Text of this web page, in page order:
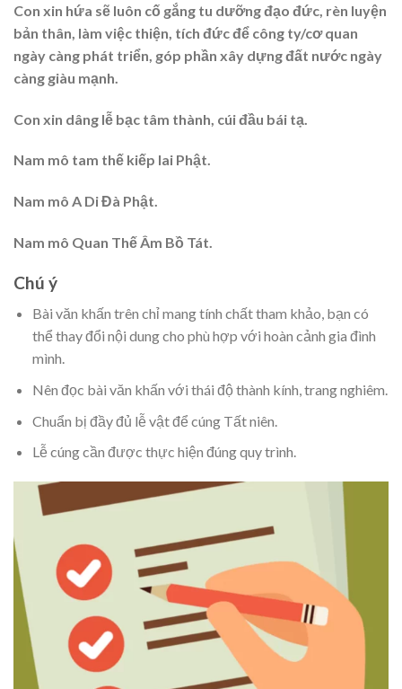
Con xin hứa sẽ luôn cố gắng tu dưỡng đạo đức, rèn luyện
bản thân, làm việc thiện, tích đức để công ty/cơ quan
ngày càng phát triển, góp phần xây dựng đất nước ngày
càng giàu mạnh.
Con xin dâng lễ bạc tâm thành, cúi đầu bái tạ.
Nam mô tam thế kiếp lai Phật.
Nam mô A Di Đà Phật.
Nam mô Quan Thế Âm Bồ Tát.
Chú ý
Bài văn khấn trên chỉ mang tính chất tham khảo, bạn có
thể thay đổi nội dung cho phù hợp với hoàn cảnh gia đình
mình.
Nên đọc bài văn khấn với thái độ thành kính, trang nghiêm.
Chuẩn bị đầy đủ lễ vật để cúng Tất niên.
Lễ cúng cần được thực hiện đúng quy trình.